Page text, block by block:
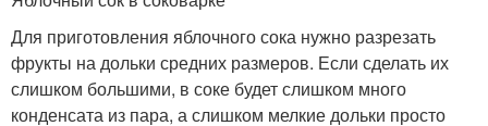
Для приготовления яблочного сока нужно разрезать
фрукты на дольки средних размеров. Если сделать их
слишком большими, в соке будет слишком много
конденсата из пара, а слишком мелкие дольки просто